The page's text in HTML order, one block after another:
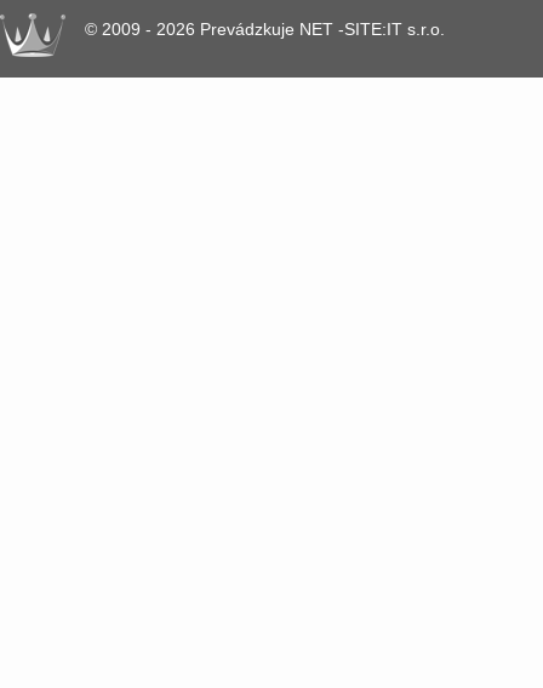
© 2009 - 2026 Prevádzkuje NET -SITE:IT s.r.o.